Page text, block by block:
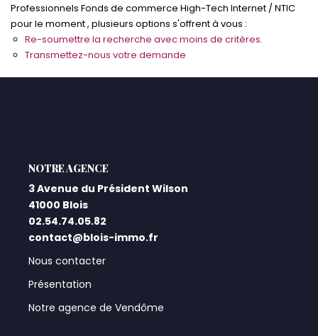
FAIRE GÉRER
NOTRE AGENCE
Créer une alerte
Professionnels Fonds de commerce High-Tech Internet / NTIC
pour le moment , plusieurs options s'offrent à vous :
Re-soumettre la recherche avec moins de critères.
Transmettez-nous votre demande
L'AGENCE
3 Avenue du Président Wilson
41000 Blois
02.54.74.05.82
contact@blois-immo.fr
Nous contacter
Présentation
Notre agence de Vendôme